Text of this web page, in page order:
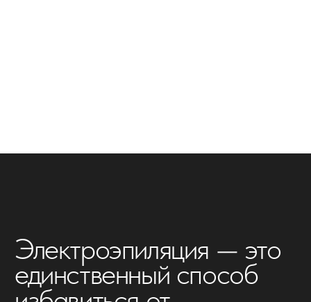
Избавьтесь от нежелательных волос навсегда
всего за 6-10 процедур вместо того, чтобы
тратить деньги на эпиляцию всю жизнь